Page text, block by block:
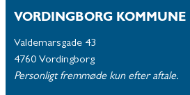
VORDINGBORG KOMMUNE
Valdemarsgade 43
4760 Vordingborg
Personligt fremmøde kun efter aftale.